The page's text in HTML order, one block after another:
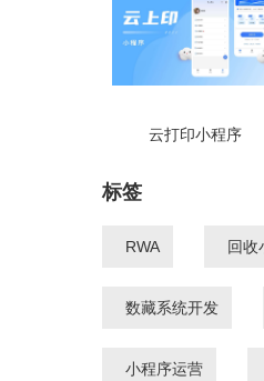
云打印小程序
标签
RWA 回收
数藏系统开发
小程序运营